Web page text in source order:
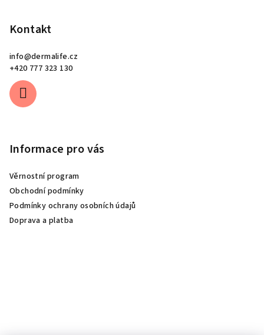
Kontakt
info@dermalife.cz
+420 777 323 130
Informace pro vás
Věrnostní program
Obchodní podmínky
Podmínky ochrany osobních údajů
Doprava a platba